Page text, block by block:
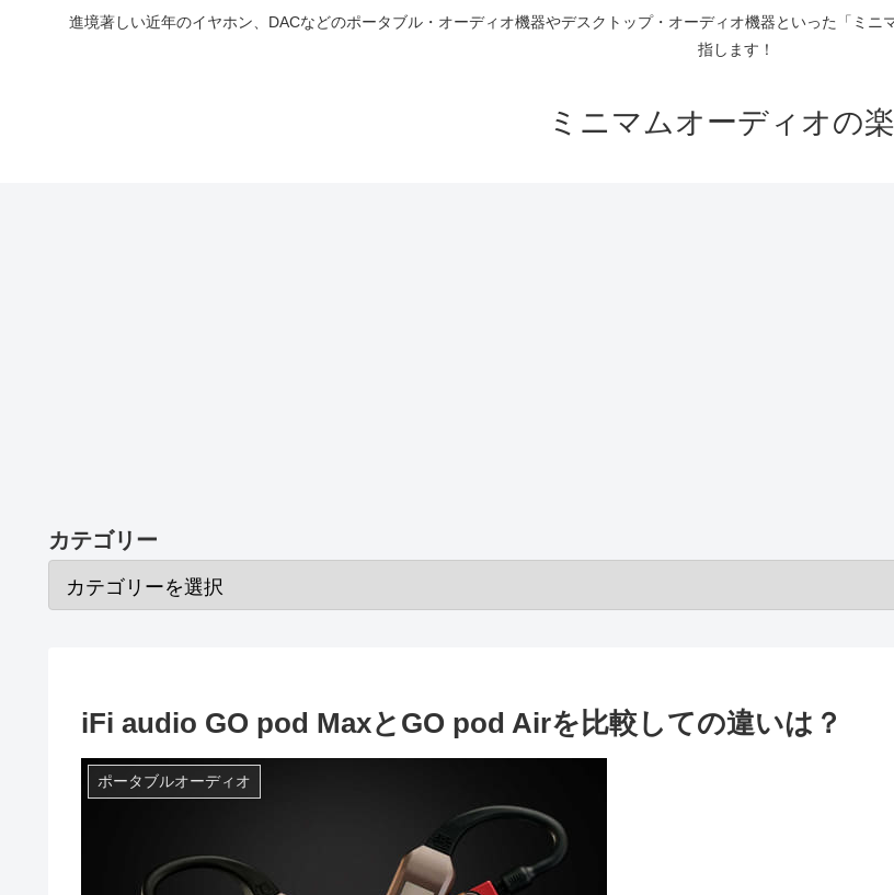
進境著しい近年のイヤホン、DACなどのポータブル・オーディオ機器やデスクトップ・オーディオ機器といった「ミ
指します！
ミニマムオーディオの
カテゴリー
iFi audio GO pod MaxとGO pod Airを比較しての違いは？
ポータブルオーディオ